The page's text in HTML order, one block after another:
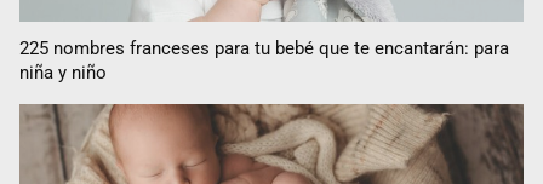
225 nombres franceses para tu bebé que te encantarán: para
niña y niño